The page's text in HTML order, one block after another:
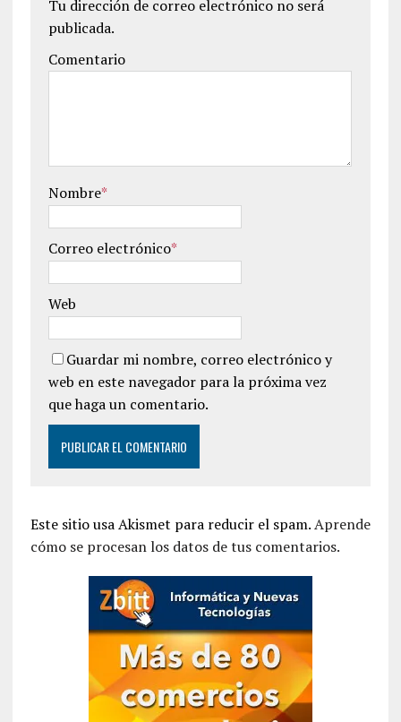
Tu dirección de correo electrónico no será
publicada.
Comentario
Nombre*
Correo electrónico*
Web
Guardar mi nombre, correo electrónico y
web en este navegador para la próxima vez
que haga un comentario.
Este sitio usa Akismet para reducir el spam.Aprende
cómo se procesan los datos de tus comentarios.